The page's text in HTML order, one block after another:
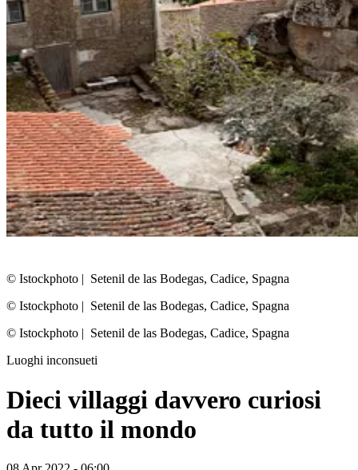
© Istockphoto | Setenil de las Bodegas, Cadice, Spagna
© Istockphoto | Setenil de las Bodegas, Cadice, Spagna
© Istockphoto | Setenil de las Bodegas, Cadice, Spagna
Luoghi inconsueti
Dieci villaggi davvero curiosi
da tutto il mondo